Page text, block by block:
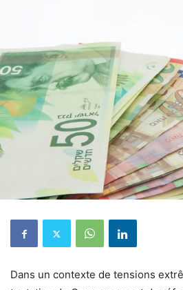
Dans un contexte de tensions